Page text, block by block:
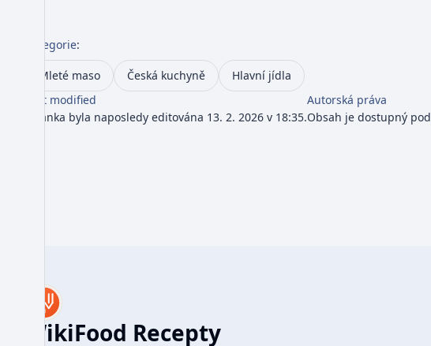
Kategorie:
Mleté maso Česká kuchyně
Hlavní jídla
Last modified
Stránka byla naposledy editována 13. 2. 2026 v 18:35.
Autorská práva
Obsah je dostupný pod
WikiFood Recepty